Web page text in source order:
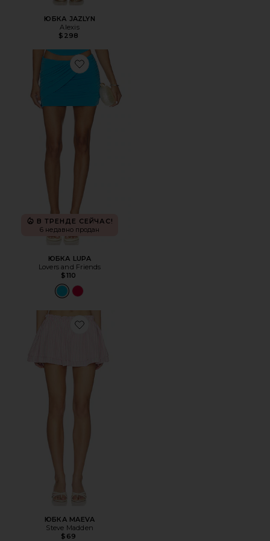
ЮБКА JAZLYN
Alexis
$298
Favorite ЮБКА LUPA
В ТРЕНДЕ СЕЙЧАС!
6 недавно продан
ЮБКА LUPA
Lovers and Friends
$110
Favorite ЮБКА MAEVA
ЮБКА MAEVA
Steve Madden
$69